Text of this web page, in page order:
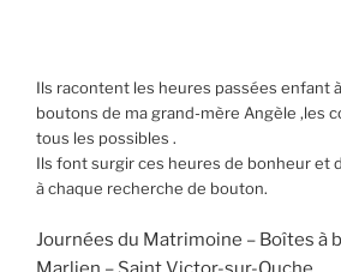
Ils racontent les heures passées enfant
boutons de ma grand-mère Angèle ,les
tous les possibles .
Ils font surgir ces heures de bonheur et
à chaque recherche de bouton.
Journées du Matrimoine – Boîtes à